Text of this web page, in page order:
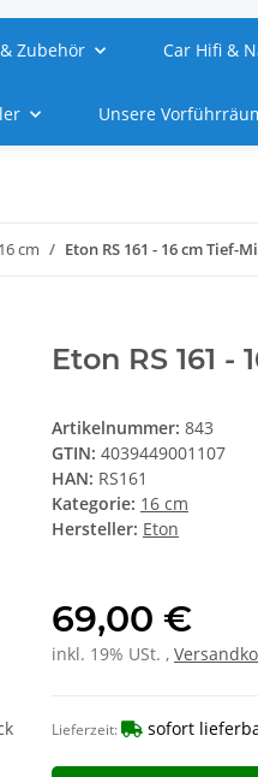
Zubehör Car Hifi &
Unsere
16 cm Eton RS 161 - 16 cm Tief-
Eton RS 161
Artikelnummer: 843
GTIN: 4039449001107
HAN: RS161
Kategorie: 16 cm
Hersteller: Eton
69,00 €
inkl. 19% USt. ,
Lieferzeit: sofort